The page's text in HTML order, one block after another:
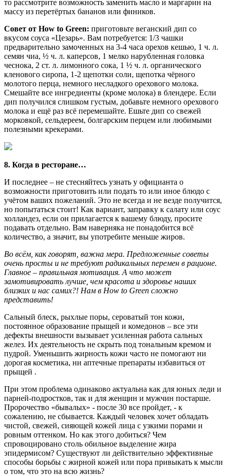
то рассмотрите возможность заменить масло и маргарин на
массу из перетёртых бананов или фиников.
Совет от How to Green: приготовьте веганский дип со
вкусом соуса «Цезарь». Вам потребуется: 1/3 чашки
предварительно замоченных на 3-4 часа орехов кешью, 1 ч. л.
семян чиа, ½ ч. л. каперсов, 1 мелко нарубленная головка
чеснока, 2 ст. л. лимонного сока, 1 ½ ч. л. органического
кленового сиропа, 1-2 щепотки соли, щепотка чёрного
молотого перца, немного несладкого орехового молока.
Смешайте все ингредиенты (кроме молока) в блендере. Если
дип получился слишком густым, добавьте немного орехового
молока и ещё раз всё перемешайте. Ешьте дип со свежей
морковкой, сельдереем, болгарским перцем или любимыми
полезными крекерами.
8. Когда в ресторане…
И последнее – не стесняйтесь узнать у официанта о
возможности приготовить или подать то или иное блюдо с
учётом ваших пожеланий. Это не всегда и не везде получится,
но попытаться стоит! Как вариант, заправку к салату или соус
холландез, если он прилагается к вашему блюду, просите
подавать отдельно. Вам наверняка не понадобится всё
количество, а значит, вы употребите меньше жиров.
Во всём, как говорят, важна мера. Предложенные советы
очень просты и не требуют радикальных перемен в рационе.
Главное – правильная мотивация. А что может
замотивировать лучше, чем красота и здоровье наших
близких и нас самих?! Нам в How to Green сложно
представить!
Сальный блеск, рыхлые поры, сероватый тон кожи,
постоянное образование прыщей и комедонов – все эти
дефекты внешности вызывает усиленная работа сальных
желез. Их деятельность не скрыть под тональным кремом и
пудрой. Уменьшить жирность кожи часто не помогают ни
дорогая косметика, ни аптечные препараты избавиться от
прыщей .
При этом проблема одинаково актуальна как для юных леди и
парней-подростков, так и для женщин и мужчин постарше.
Пророчество «бывалых» - после 30 все пройдет, - к
сожалению, не сбывается. Каждый человек хочет обладать
чистой, свежей, сияющей кожей лица с узкими порами и
ровным оттенком. Но как этого добиться? Чем
спровоцировано столь обильное выделение жира
эпидермисом? Существуют ли действительно эффективные
способы борьбы с жирной кожей или пора привыкать к мысли
о том, что это на всю жизнь?